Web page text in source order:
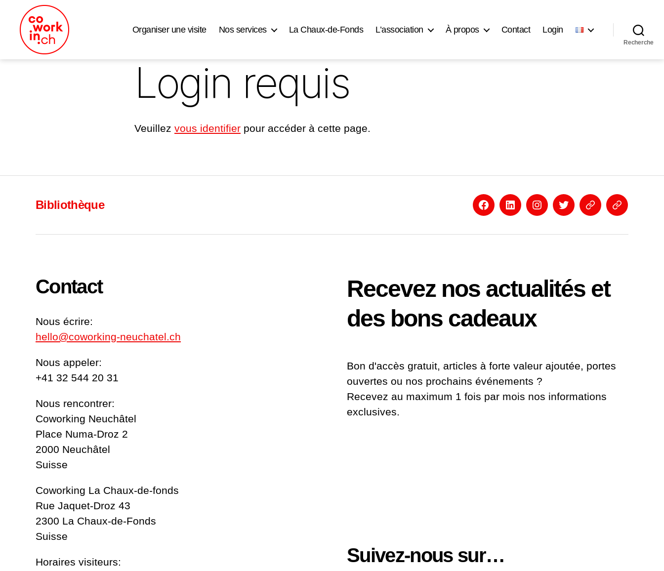
Coworking
Organiser une visite Nos services La Chaux-de-Fonds L’association À propos Contact Login
Recherche
Login requis
Veuillez vous identifier pour accéder à cette page.
Bibliothèque FacebookLinkedinInstagramTwitterEventbriteNewsletter
Contact
Nous écrire:
hello@coworking-neuchatel.ch
Nous appeler:
+41 32 544 20 31
Nous rencontrer:
Coworking Neuchâtel
Place Numa-Droz 2
2000 Neuchâtel
Suisse
Coworking La Chaux-de-fonds
Rue Jaquet-Droz 43
2300 La Chaux-de-Fonds
Suisse
Horaires visiteurs:
Recevez nos actualités et
des bons cadeaux
Bon d'accès gratuit, articles à forte valeur ajoutée, portes
ouvertes ou nos prochains événements ?
Recevez au maximum 1 fois par mois nos informations
exclusives.
Suivez-nous sur…